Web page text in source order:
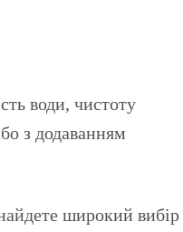
води, чистоту
з додаванням
широкий вибір